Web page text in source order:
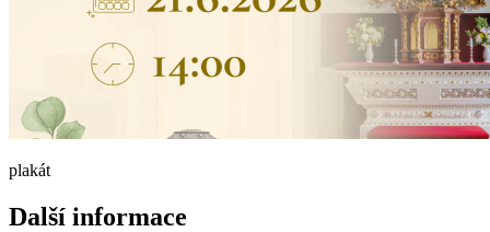
plakát
Další informace